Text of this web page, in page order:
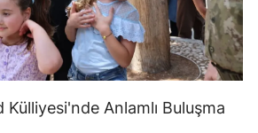
Külliyesi'nde Anlamlı Buluşma